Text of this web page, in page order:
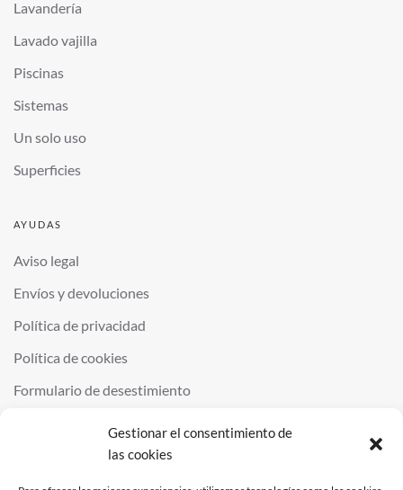
Gestionar el consentimiento de
las cookies
Lavandería
Lavado vajilla
Piscinas
Sistemas
Un solo uso
Superficies
AYUDAS
Aviso legal
Envíos y devoluciones
Política de privacidad
Política de cookies
Formulario de desestimiento
QUIMINOR SL. ALL RIGHTS RESERVED.